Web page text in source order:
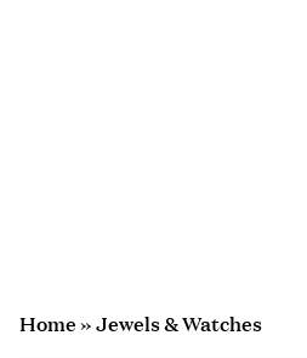
Home»Jewels & Watches